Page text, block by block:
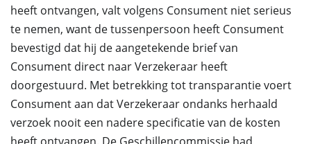
heeft ontvangen, valt volgens Consument niet serieus
te nemen, want de tussenpersoon heeft Consument
bevestigd dat hij de aangetekende brief van
Consument direct naar Verzekeraar heeft
doorgestuurd. Met betrekking tot transparantie voert
Consument aan dat Verzekeraar ondanks herhaald
verzoek nooit een nadere specificatie van de kosten